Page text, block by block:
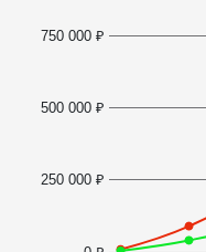
250 000 ₽
500 000 ₽
750 000 ₽